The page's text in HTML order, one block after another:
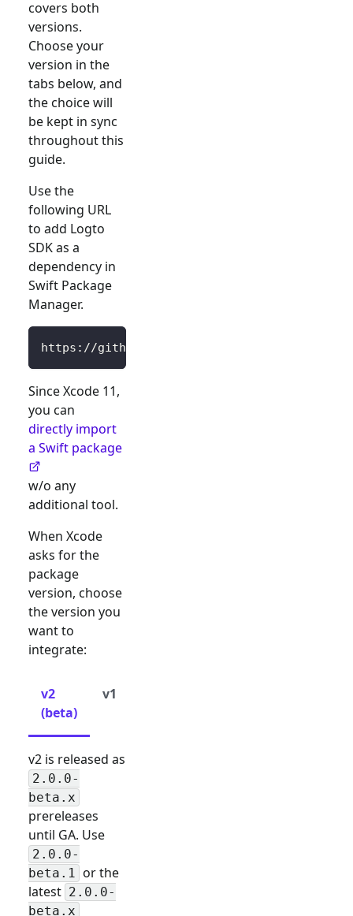
covers both
versions.
Choose your
version in the
tabs below, and
the choice will
be kept in sync
throughout this
guide.
Use the
following URL
to add Logto
SDK as a
dependency in
Swift Package
Manager.
https://github.com/logto-io/swift.git
Since Xcode 11,
you can
directly import
a Swift package
w/o any
additional tool.
When Xcode
asks for the
package
version, choose
the version you
want to
integrate:
v2
(beta)
v1
v2 is released as
2.0.0-
beta.x
prereleases
until GA. Use
2.0.0-
beta.1 or the
latest 2.0.0-
beta.x